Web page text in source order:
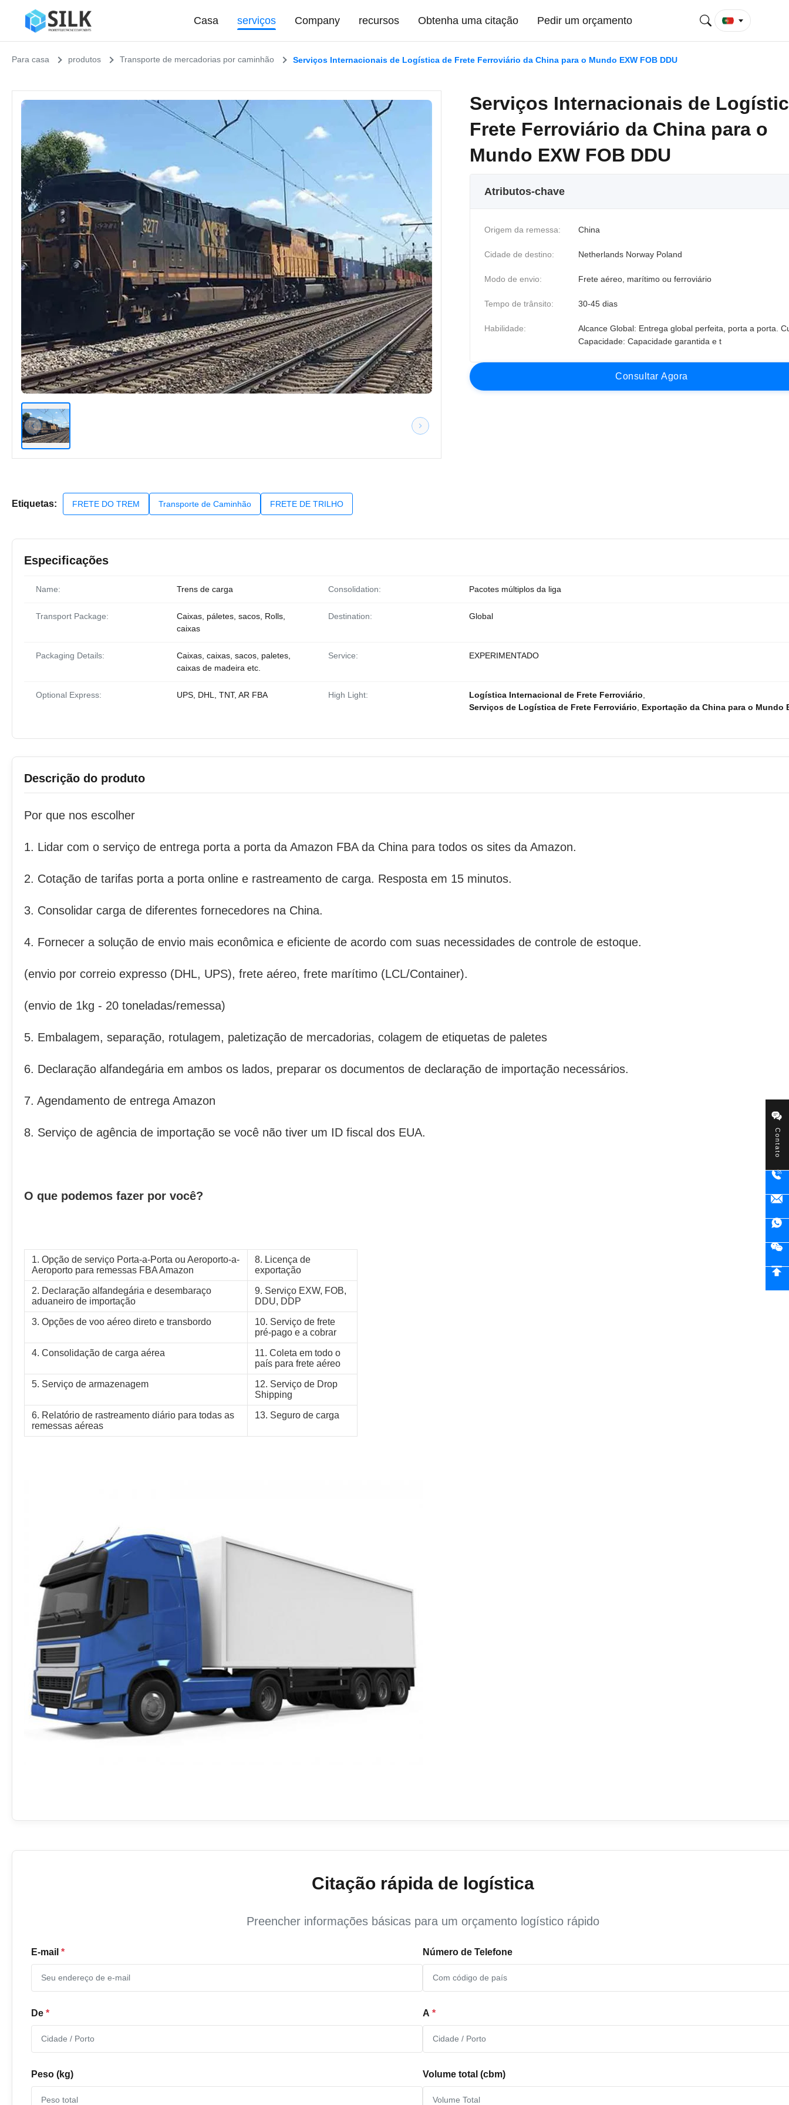
Contato
Casa serviços Company recursos Obtenha uma citação Pedir um orçamento
Para casa produtos Transporte de mercadorias por caminhão Serviços Internacionais de Logística de Frete Ferroviário da China para o Mundo EXW FOB DDU
Serviços Internacionais de
Frete Ferroviário da China para o
Mundo EXW FOB DDU
Atributos-chave
Origem da remessa: China
Cidade de destino: Netherlands Norway Poland
Modo de envio: Frete aéreo, marítimo ou ferroviário
Tempo de trânsito: 30-45 dias
Habilidade:
Alcance Global: Entrega global perfeita, porta a porta.
Capacidade: Capacidade garantida e t
Consu ltar Agora
Etiquetas: FRETE DO TREM Transporte de Caminhão FRETE DE TRILHO
Especificações
Name: Trens de carga Consolidation: Pacotes múltiplos da liga
Transport Package:
Caixas, páletes, sacos, Rolls,
caixas
Destination: Global
Packaging Details:
Caixas, caixas, sacos, paletes,
caixas de madeira etc.
Service: EXPERIMENTADO
Optional Express: UPS, DHL, TNT, AR FBA High Light: Logística Internacional de Frete Ferroviário
Serviços de Logística de Frete Ferroviário
Exportação da China para o Mundo
Descrição do produto
Por que nos escolher
1. Lidar com o serviço de entrega porta a porta da Amazon FBA da China para todos os sites da Amazon.
2. Cotação de tarifas porta a porta online e rastreamento de carga. Resposta em 15 minutos.
3. Consolidar carga de diferentes fornecedores na China.
4. Fornecer a solução de envio mais econômica e eficiente de acordo com suas necessidades de controle de estoque.
(envio por correio expresso (DHL, UPS), frete aéreo, frete marítimo (LCL/Container).
(envio de 1kg - 20 toneladas/remessa)
5. Embalagem, separação, rotulagem, paletização de mercadorias, colagem de etiquetas de paletes
6. Declaração alfandegária em ambos os lados, preparar os documentos de declaração de importação necessários.
7. Agendamento de entrega Amazon
8. Serviço de agência de importação se você não tiver um ID fiscal dos EUA.
O que podemos fazer por você?
1. Opção de serviço Porta-a-Porta ou Aeroporto-a-
Aeroporto para remessas FBA Amazon
8. Licença de
exportação
2. Declaração alfandegária e desembaraço
aduaneiro de importação
9. Serviço EXW, FOB,
DDU, DDP
3. Opções de voo aéreo direto e transbordo
10. Serviço de frete
pré-pago e a cobrar
4. Consolidação de carga aérea
11. Coleta em todo o
país para frete aéreo
5. Serviço de armazenagem
12. Serviço de Drop
Shipping
6. Relatório de rastreamento diário para todas as
remessas aéreas
13. Seguro de carga
Citação rápida de logística
Preencher informações básicas para um orçamento logístico rápido
E-mail * Número de Telefone
De * A *
Peso (kg) Volume total (cbm)